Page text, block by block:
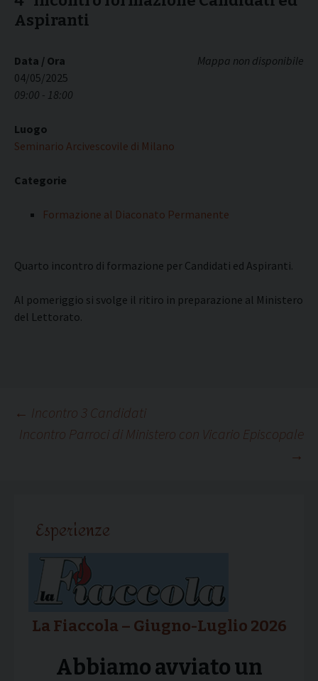
Aspiranti
Mappa non disponibile
Data / Ora
04/05/2025
09:00 - 18:00
Luogo
Seminario Arcivescovile di Milano
Categorie
Formazione al Diaconato Permanente
Quarto incontro di formazione per Candidati ed Aspiranti.
Al pomeriggio si svolge il ritiro in preparazione al Ministero
del Lettorato.
Navigazione
← Incontro 3 Candidati
Incontro Parroci di Ministero con Vicario Episcopale
→
Esperienze
La Fiaccola – Giugno-Luglio 2026
Abbiamo avviato un